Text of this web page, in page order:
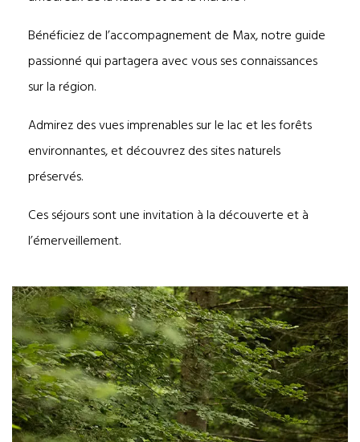
Bénéficiez de l’accompagnement de Max, notre guide
passionné qui partagera avec vous ses connaissances
sur la région.
Admirez des vues imprenables sur le lac et les forêts
environnantes, et découvrez des sites naturels
préservés.
Ces séjours sont une invitation à la découverte et à
l’émerveillement.